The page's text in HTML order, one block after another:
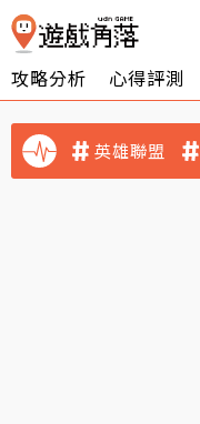
攻略分析 心得評測
英雄聯盟